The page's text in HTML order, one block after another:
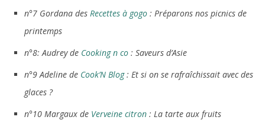
n°7 Gordana des Recettes à gogo : Préparons nos picnics de
printemps
n°8: Audrey de Cooking n co : Saveurs d’Asie
n°9 Adeline de Cook’N Blog: Et si on se rafraîchissait avec des
glaces ?
n°10 Margaux de Verveine citron : La tarte aux fruits